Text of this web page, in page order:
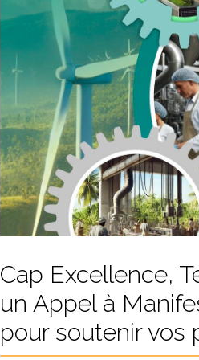
Cap Excellence,
un Appel à
pour soutenir vos